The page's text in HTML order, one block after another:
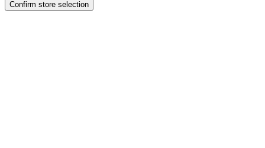
Confirm store selection